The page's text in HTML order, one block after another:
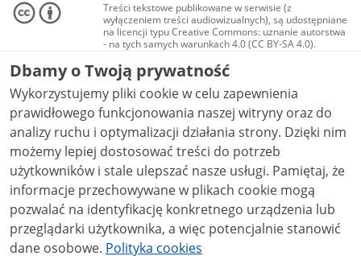
Treści tekstowe publikowane w serwisie (z
wyłączeniem treści audiowizualnych), są udostępniane
na licencji typu Creative Commons: uznanie autorstwa
- na tych samych warunkach 4.0 (CC BY-SA 4.0).
Materiały audiowizualne, w tym zdjęcia, materiały
audio i wideo, są udostępniane na licencji typu
Creative Commons: uznanie autorstwa użycie
niekomercyjne - bez utworów zależnych 4.0 (CC BY-
NC-ND 4.0), o ile nie jest to stwierdzone inaczej.
Dbamy o Twoją prywatność
Wykorzystujemy pliki cookie w celu zapewnienia
prawidłowego funkcjonowania naszej witryny oraz do
analizy ruchu i optymalizacji działania strony. Dzięki nim
możemy lepiej dostosować treści do potrzeb
użytkowników i stale ulepszać nasze usługi. Pamiętaj, że
informacje przechowywane w plikach cookie mogą
pozwalać na identyfikację konkretnego urządzenia lub
przeglądarki użytkownika, a więc potencjalnie stanowić
dane osobowe. Polityka cookies